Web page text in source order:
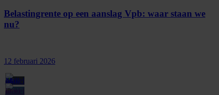
Belastingrente op een aanslag Vpb: waar staan we
nu?
12 februari 2026